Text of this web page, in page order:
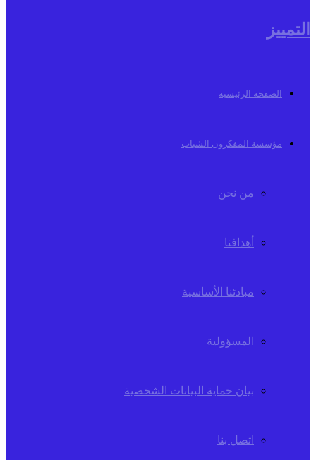
التمييز
الصفحة الرئيسية
مؤسسة المفكرون الشباب
من نحن
أهدافنا
مبادئنا الأساسية
المسؤولية
بيان حماية البيانات الشخصية
اتصل بنا